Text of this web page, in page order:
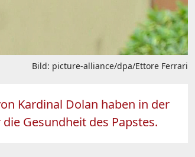
Bild: picture-alliance/dpa/Ettore Ferrari
Kardinal Dolan haben in der
Gesundheit des Papstes.